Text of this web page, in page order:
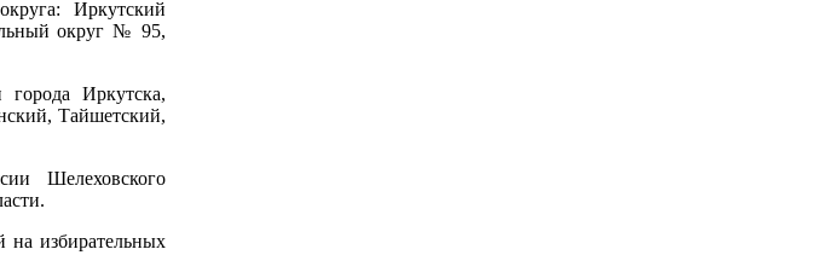
Иркутский
округ № 95,
Иркутска,
Тайшетский,
Шелеховского
избирательных